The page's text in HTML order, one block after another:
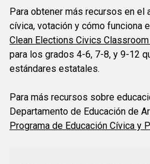
Para obtener más recursos en el
cívica, votación y cómo funciona
Clean Elections Civics
para los grados 4-6, 7-8, y 9-12
estándares estatales.
Para más recursos sobre
Departamento de Educación de
Programa de Educación Cívica y